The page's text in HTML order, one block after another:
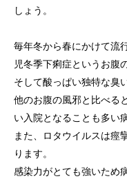
しょう。
毎年冬から春にかけて流
児冬季下痢症というお腹
そして酸っぱい独特な臭
他のお腹の風邪と比べる
い入院となることも多い
また、ロタウイルスは痙
ります。
感染力がとても強いため